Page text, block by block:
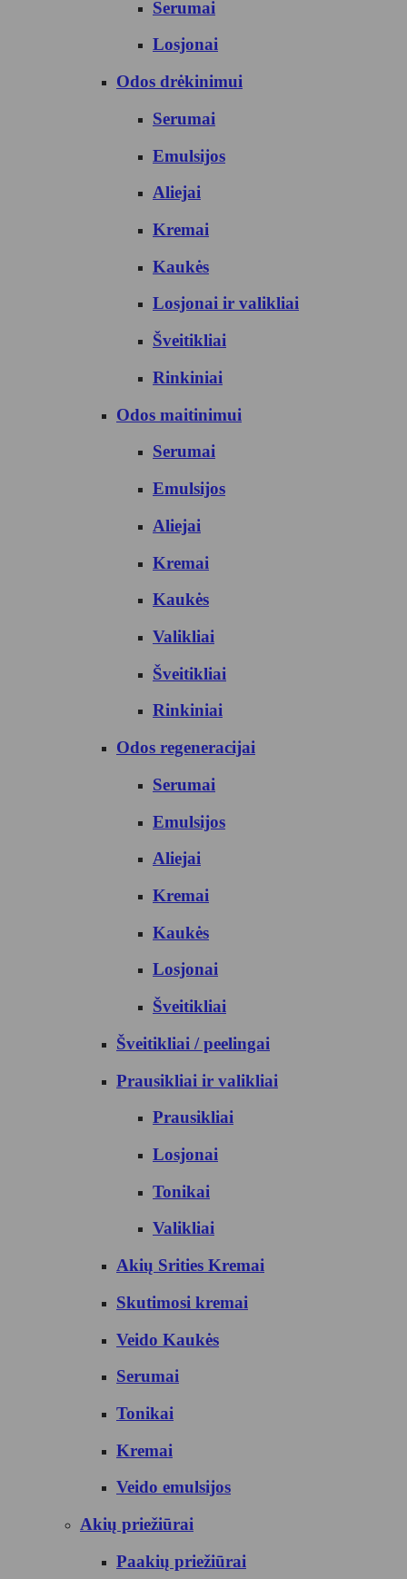
Serumai
Losjonai
Odos drėkinimui
Serumai
Emulsijos
Aliejai
Kremai
Kaukės
Losjonai ir valikliai
Šveitikliai
Rinkiniai
Odos maitinimui
Serumai
Emulsijos
Aliejai
Kremai
Kaukės
Valikliai
Šveitikliai
Rinkiniai
Odos regeneracijai
Serumai
Emulsijos
Aliejai
Kremai
Kaukės
Losjonai
Šveitikliai
Šveitikliai / peelingai
Prausikliai ir valikliai
Prausikliai
Losjonai
Tonikai
Valikliai
Akių Srities Kremai
Skutimosi kremai
Veido Kaukės
Serumai
Tonikai
Kremai
Veido emulsijos
Akių priežiūrai
Paakių priežiūrai